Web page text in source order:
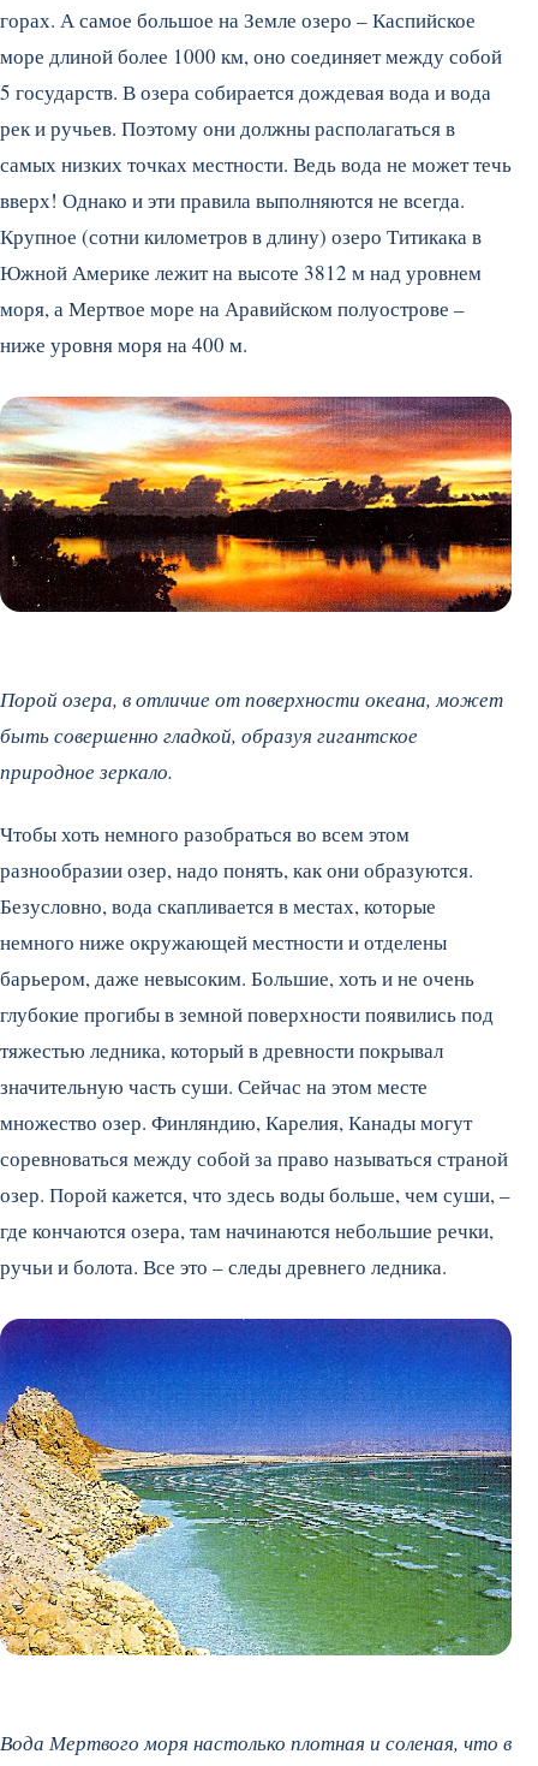
горах. А самое большое на Земле озеро – Каспийское
море длиной более 1000 км, оно соединяет между собой
5 государств. В озера собирается дождевая вода и вода
рек и ручьев. Поэтому они должны располагаться в
самых низких точках местности. Ведь вода не может течь
вверх! Однако и эти правила выполняются не всегда.
Крупное (сотни километров в длину) озеро Титикака в
Южной Америке лежит на высоте 3812 м над уровнем
моря, а Мертвое море на Аравийском полуострове –
ниже уровня моря на 400 м.
Порой озера, в отличие от поверхности океана, может
быть совершенно гладкой, образуя гигантское
природное зеркало.
Чтобы хоть немного разобраться во всем этом
разнообразии озер, надо понять, как они образуются.
Безусловно, вода скапливается в местах, которые
немного ниже окружающей местности и отделены
барьером, даже невысоким. Большие, хоть и не очень
глубокие прогибы в земной поверхности появились под
тяжестью ледника, который в древности покрывал
значительную часть суши. Сейчас на этом месте
множество озер. Финляндию, Карелия, Канады могут
соревноваться между собой за право называться страной
озер. Порой кажется, что здесь воды больше, чем суши, –
где кончаются озера, там начинаются небольшие речки,
ручьи и болота. Все это – следы древнего ледника.
Вода Мертвого моря настолько плотная и соленая, что в